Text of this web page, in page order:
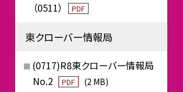
（0511）
PDF
東クローバー情報局
(0717)R8東クローバー情報局
No.2
PDF (2 MB)